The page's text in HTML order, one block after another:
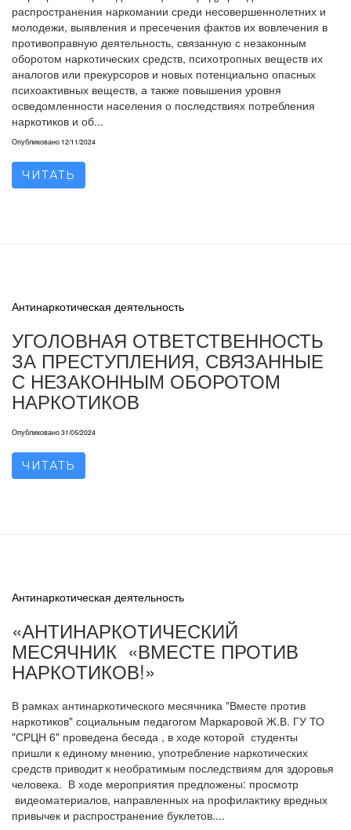
распространения наркомании среди несовершеннолетних и
молодежи, выявления и пресечения фактов их вовлечения в
противоправную деятельность, связанную с незаконным
оборотом наркотических средств, психотропных веществ их
аналогов или прекурсоров и новых потенциально опасных
психоактивных веществ, а также повышения уровня
осведомленности населения о последствиях потребления
наркотиков и об...
Опубликовано 12/11/2024
ЧИТАТЬ
Антинаркотическая деятельность
УГОЛОВНАЯ ОТВЕТСТВЕННОСТЬ
ЗА ПРЕСТУПЛЕНИЯ, СВЯЗАННЫЕ
С НЕЗАКОННЫМ ОБОРОТОМ
НАРКОТИКОВ
Опубликовано31/05/2024
ЧИТАТЬ
Антинаркотическая деятельность
«АНТИНАРКОТИЧЕСКИЙ
МЕСЯЧНИК «ВМЕСТЕ ПРОТИВ
НАРКОТИКОВ!»
В рамках антинаркотического месячника "Вместе против
наркотиков" социальным педагогом Маркаровой Ж.В. ГУ ТО
"СРЦН 6" проведена беседа , в ходе которой студенты
пришли к единому мнению, употребление наркотических
средств приводит к необратимым последствиям для здоровья
человека. В ходе мероприятия предложены: просмотр
видеоматериалов, направленных на профилактику вредных
привычек и распространение буклетов....